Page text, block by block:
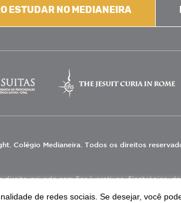
ESTUDAR NO MEDIANEIRA
Colégio Medianeira. Todos os direitos
privado sem fins lucrativos, filantrópica,
de redes sociais. Se desejar, você